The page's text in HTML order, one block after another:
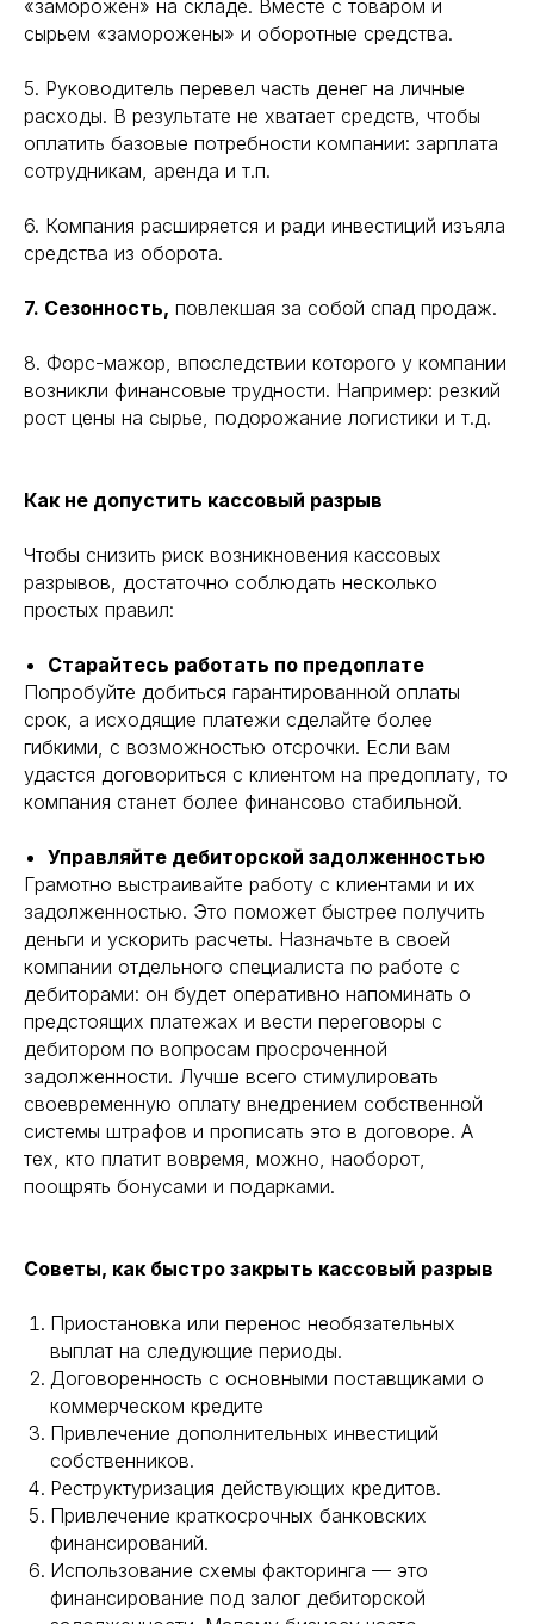
«заморожен» на складе. Вместе с товаром и
сырьем «заморожены» и оборотные средства.
5. Руководитель перевел часть денег на личные
расходы. В результате не хватает средств, чтобы
оплатить базовые потребности компании: зарплата
сотрудникам, аренда и т.п.
6. Компания расширяется и ради инвестиций изъяла
средства из оборота.
7. Сезонность, повлекшая за собой спад продаж.
8. Форс-мажор, впоследствии которого у компании
возникли финансовые трудности. Например: резкий
рост цены на сырье, подорожание логистики и т.д.
Как не допустить кассовый разрыв
Чтобы снизить риск возникновения кассовых
разрывов, достаточно соблюдать несколько
простых правил:
Старайтесь работать по предоплате
Попробуйте добиться гарантированной оплаты
срок, а исходящие платежи сделайте более
гибкими, с возможностью отсрочки. Если вам
удастся договориться с клиентом на предоплату, то
компания станет более финансово стабильной.
Управляйте дебиторской задолженностью
Грамотно выстраивайте работу с клиентами и их
задолженностью. Это поможет быстрее получить
деньги и ускорить расчеты. Назначьте в своей
компании отдельного специалиста по работе с
дебиторами: он будет оперативно напоминать о
предстоящих платежах и вести переговоры с
дебитором по вопросам просроченной
задолженности. Лучше всего стимулировать
своевременную оплату внедрением собственной
системы штрафов и прописать это в договоре. А
тех, кто платит вовремя, можно, наоборот,
поощрять бонусами и подарками.
Советы, как быстро закрыть кассовый разрыв
Приостановка или перенос необязательных
выплат на следующие периоды.
Договоренность с основными поставщиками о
коммерческом кредите
Привлечение дополнительных инвестиций
собственников.
Реструктуризация действующих кредитов.
Привлечение краткосрочных банковских
финансирований.
Использование схемы факторинга — это
финансирование под залог дебиторской